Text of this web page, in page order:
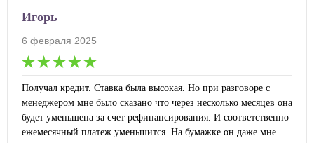
Игорь
6 февраля 2025
Получал кредит. Ставка была высокая. Но при разговоре с
менеджером мне было сказано что через несколько месяцев она
будет уменьшена за счет рефинансирования. И соответственно
ежемесячный платеж уменьшится. На бумажке он даже мне